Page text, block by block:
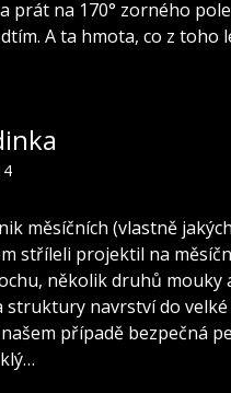
prát na 170° zorného
A ta hmota, co z toho
měsíčních (vlastně
stříleli projektil na
několik druhů mouky
navrství do velké
případě bezpečná